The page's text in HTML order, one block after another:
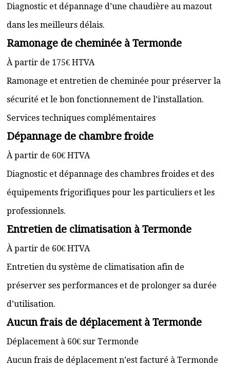
Diagnostic et dépannage d’une chaudière au mazout
dans les meilleurs délais.
Ramonage de cheminée à Termonde
À partir de 175€ HTVA
Ramonage et entretien de cheminée pour préserver la
sécurité et le bon fonctionnement de l’installation.
Services techniques complémentaires
Dépannage de chambre froide
À partir de 60€ HTVA
Diagnostic et dépannage des chambres froides et des
équipements frigorifiques pour les particuliers et les
professionnels.
Entretien de climatisation à Termonde
À partir de 60€ HTVA
Entretien du système de climatisation afin de
préserver ses performances et de prolonger sa durée
d’utilisation.
Aucun frais de déplacement à Termonde
Déplacement à 60€ sur Termonde
Aucun frais de déplacement n’est facturé à Termonde